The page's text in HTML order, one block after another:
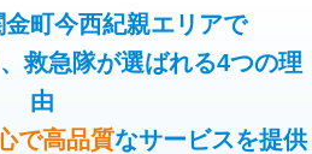
で） 27,500円
え） 38,500円
・清掃・修
（軽作業）
11,000円
・清掃・修
（中作業）
町今西紀親エリアで
救急隊が選ばれる4つの理
由
で高品質なサービスを提供